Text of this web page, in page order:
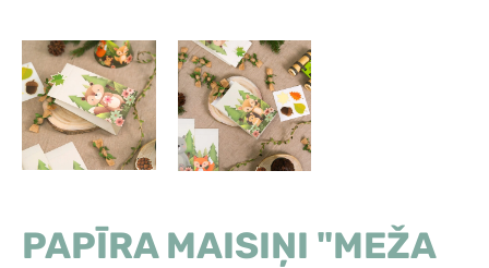
PAPĪRA MAISIŅI "MEŽA